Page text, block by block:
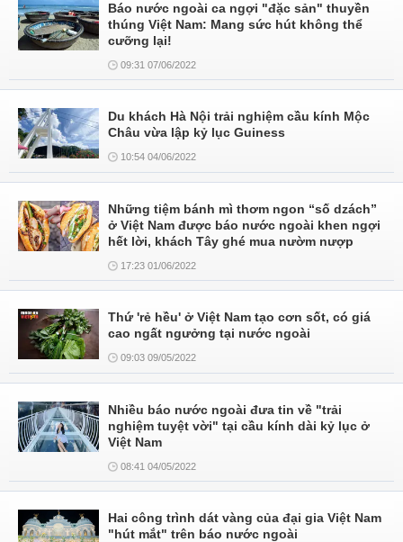
Báo nước ngoài ca ngợi "đặc sản" thuyền
thúng Việt Nam: Mang sức hút không thể
cưỡng lại!
09:31 07/06/2022
Du khách Hà Nội trải nghiệm cầu kính Mộc
Châu vừa lập kỷ lục Guiness
10:54 04/06/2022
Những tiệm bánh mì thơm ngon “số dzách”
ở Việt Nam được báo nước ngoài khen ngợi
hết lời, khách Tây ghé mua nườm nượp
17:23 01/06/2022
Thứ 'rẻ hều' ở Việt Nam tạo cơn sốt, có giá
cao ngất ngưởng tại nước ngoài
09:03 09/05/2022
Nhiều báo nước ngoài đưa tin về "trải
nghiệm tuyệt vời" tại cầu kính dài kỷ lục ở
Việt Nam
08:41 04/05/2022
Hai công trình dát vàng của đại gia Việt Nam
"hút mắt" trên báo nước ngoài